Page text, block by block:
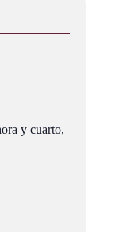
y cuarto,